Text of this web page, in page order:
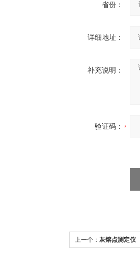
省份：
详细地址：
补充说明：
验证码：
上一个： 灰熔点测定仪